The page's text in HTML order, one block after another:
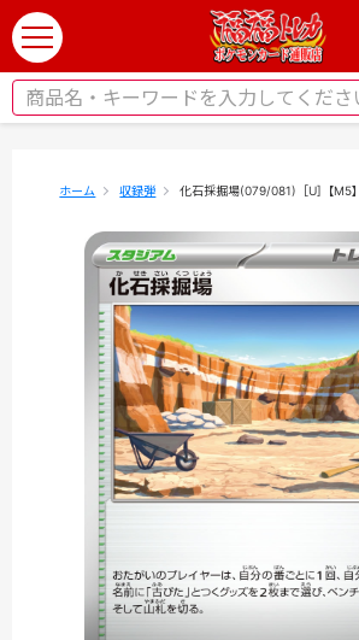
t
o
g
ホーム 収録弾 化石採掘場(079/081)［U]【M5】